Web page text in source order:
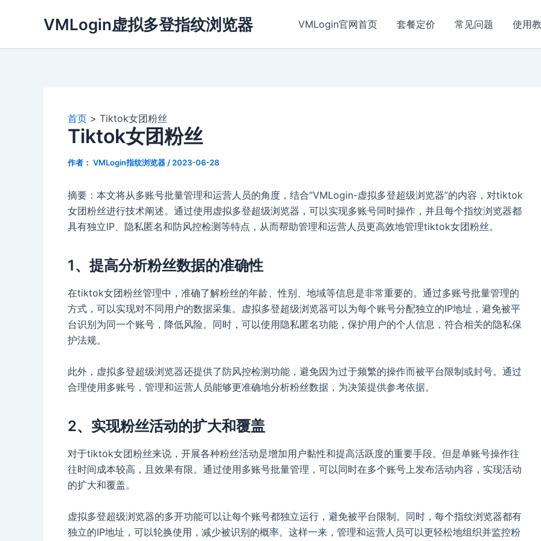
VMLogin虚拟多登指纹浏览器 VMLogin官网首页 套餐定价 常见问题 使用
首页 Tiktok女团粉丝
Tiktok女团粉丝
作者： VMLogin指纹浏览器 / 2023-06-28
摘要：本文将从多账号批量管理和运营人员的角度，结合”VMLogin-虚拟多登超级浏览器”的内容，对tiktok
女团粉丝进行技术阐述。通过使用虚拟多登超级浏览器，可以实现多账号同时操作，并且每个指纹浏览器都
具有独立IP、隐私匿名和防风控检测等特点，从而帮助管理和运营人员更高效地管理tiktok女团粉丝。
1、提高分析粉丝数据的准确性
在tiktok女团粉丝管理中，准确了解粉丝的年龄、性别、地域等信息是非常重要的。通过多账号批量管理的
方式，可以实现对不同用户的数据采集。虚拟多登超级浏览器可以为每个账号分配独立的IP地址，避免被平
台识别为同一个账号，降低风险。同时，可以使用隐私匿名功能，保护用户的个人信息，符合相关的隐私保
护法规。
此外，虚拟多登超级浏览器还提供了防风控检测功能，避免因为过于频繁的操作而被平台限制或封号。通过
合理使用多账号，管理和运营人员能够更准确地分析粉丝数据，为决策提供参考依据。
2、实现粉丝活动的扩大和覆盖
对于tiktok女团粉丝来说，开展各种粉丝活动是增加用户黏性和提高活跃度的重要手段。但是单账号操作往
往时间成本较高，且效果有限。通过使用多账号批量管理，可以同时在多个账号上发布活动内容，实现活动
的扩大和覆盖。
虚拟多登超级浏览器的多开功能可以让每个账号都独立运行，避免被平台限制。同时，每个指纹浏览器都有
独立的IP地址，可以轮换使用，减少被识别的概率。这样一来，管理和运营人员可以更轻松地组织并监控粉